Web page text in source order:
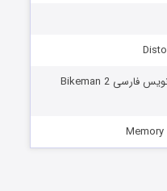
دانلود فیلم مرد دوچرخه سوار ۲ زیرنویس فارسی Bikeman 2